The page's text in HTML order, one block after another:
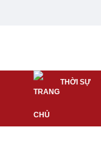
THỜI SỰ